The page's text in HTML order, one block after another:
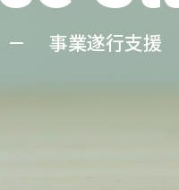
事業遂行支援